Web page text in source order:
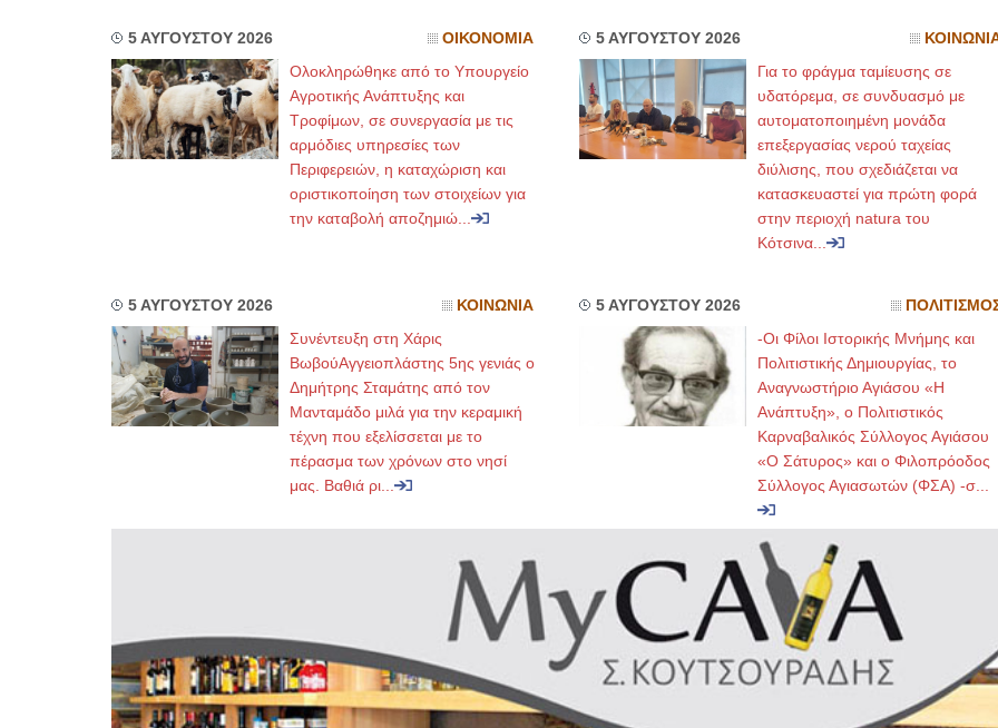
5 ΑΥΓΟΥΣΤΟΥ 2026 ΟΙΚΟΝΟΜΙΑ
Ολοκληρώθηκε από το Υπουργείο
Αγροτικής Ανάπτυξης και
Τροφίμων, σε συνεργασία με τις
αρμόδιες υπηρεσίες των
Περιφερειών, η καταχώριση και
οριστικοποίηση των στοιχείων για
την καταβολή αποζημιώ...
5 ΑΥΓΟΥΣΤΟΥ 2026
Για το φράγμα ταμίευσης σε
υδατόρεμα, σε συνδυασμό με
αυτοματοποιημένη μονάδα
επεξεργασίας νερού ταχείας
διύλισης, που σχεδιάζεται να
κατασκευαστεί για πρώτη φορά
στην περιοχή natura του
Κότσινα...
5 ΑΥΓΟΥΣΤΟΥ 2026 ΚΟΙΝΩΝΙΑ
Συνέντευξη στη Χάρις
ΒωβούΑγγειοπλάστης 5ης γενιάς ο
Δημήτρης Σταμάτης από τον
Μανταμάδο μιλά για την κεραμική
τέχνη που εξελίσσεται με το
πέρασμα των χρόνων στο νησί
μας. Βαθιά ρι...
5 ΑΥΓΟΥΣΤΟΥ 2026
-Οι Φίλοι Ιστορικής Μνήμης και
Πολιτιστικής Δημιουργίας, το
Αναγνωστήριο Αγιάσου «Η
Ανάπτυξη», ο Πολιτιστικός
Καρναβαλικός Σύλλογος Αγιάσου
«Ο Σάτυρος» και ο Φιλοπρόοδος
Σύλλογος Αγιασωτών (ΦΣΑ) -σ...